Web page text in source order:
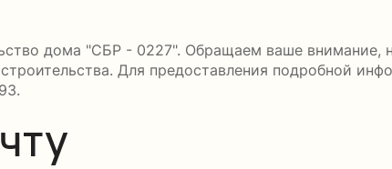
дома "СБР - 0227". Обращаем ваше внимание,
Для предоставления подробной